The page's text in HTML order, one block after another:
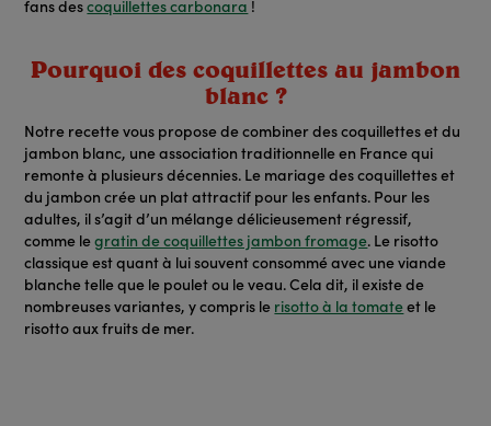
fans descoquillettes carbonara !
Pourquoi des coquillettes au jambon
blanc ?
Notre recette vous propose de combiner des coquillettes et du
jambon blanc, une association traditionnelle en France qui
remonte à plusieurs décennies. Le mariage des coquillettes et
du jambon crée un plat attractif pour les enfants. Pour les
adultes, il s’agit d’un mélange délicieusement régressif,
comme legratin de coquillettes jambon fromage. Le risotto
classique est quant à lui souvent consommé avec une viande
blanche telle que le poulet ou le veau. Cela dit, il existe de
nombreuses variantes, y compris le risotto à la tomate et le
risotto aux fruits de mer.